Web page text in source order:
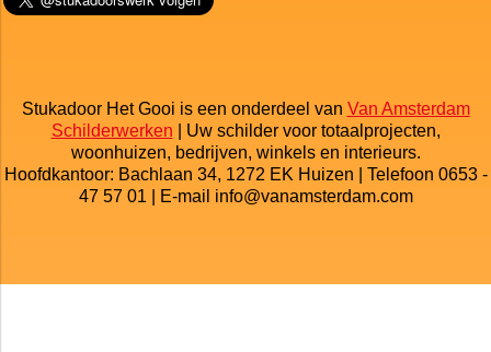
Stukadoor Het Gooi is een onderdeel van Van Amsterdam
Schilderwerken | Uw schilder voor totaalprojecten,
woonhuizen, bedrijven, winkels en interieurs.
Hoofdkantoor: Bachlaan 34, 1272 EK Huizen | Telefoon 0653 -
47 57 01 | E-mail info@vanamsterdam.com